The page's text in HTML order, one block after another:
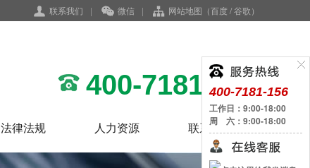
联系我们 | 微信 | 网站地图 （百度/谷歌）
400-7181-156
法律法规 人力资源 联系我们
400-7181-156
工作日：9:00-18:00
周 六：9:00-18:00